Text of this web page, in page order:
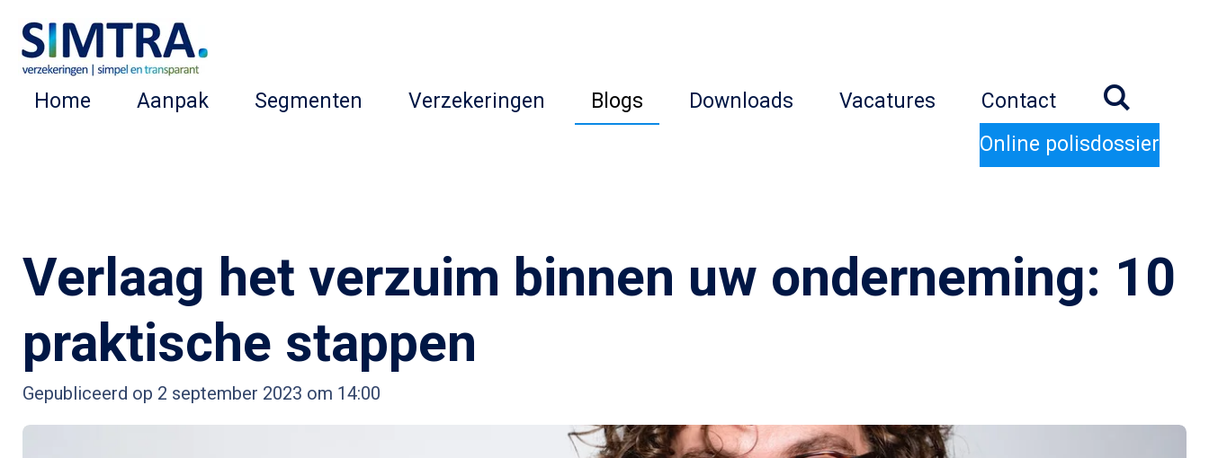
Ga
direct
naar
Home Aanpak Segmenten Verzekeringen Blogs Downloads Vacatures
Contact
Online polisdossier
Verlaag het verzuim binnen uw onderneming: 10
praktische stappen
Gepubliceerd op 2 september 2023 om 14:00